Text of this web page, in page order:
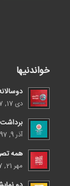
خواندنیها
دوسالانه
دی 17, 1397 - 7:41 ق.ظ
آذر 9, 1397 - 10:50 ق.ظ
همه
مهر 21, 1397 - 7:05 ق.ظ